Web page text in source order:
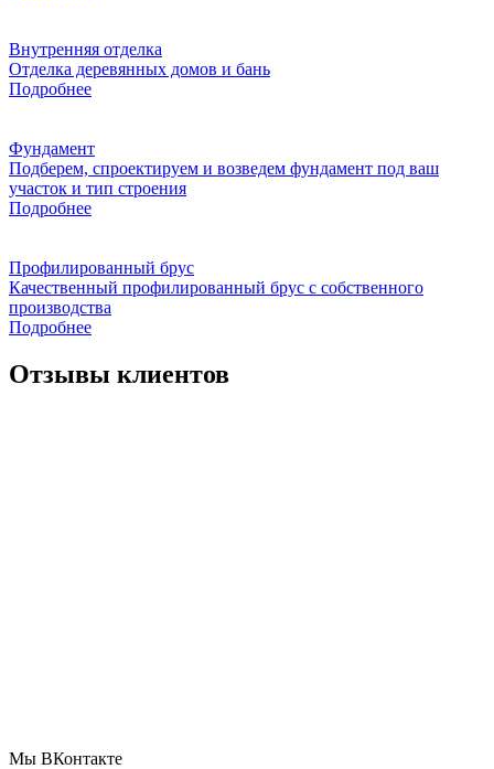
Внутренняя отделка
Отделка деревянных домов и бань
Подробнее
Фундамент
Подберем, спроектируем и возведем фундамент под ваш
участок и тип строения
Подробнее
Профилированный брус
Качественный профилированный брус с собственного
производства
Подробнее
Отзывы клиентов
Мы ВКонтакте